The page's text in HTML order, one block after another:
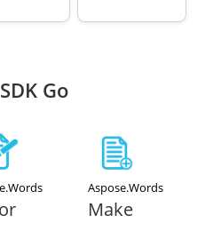
Go
Aspose.Words
Make